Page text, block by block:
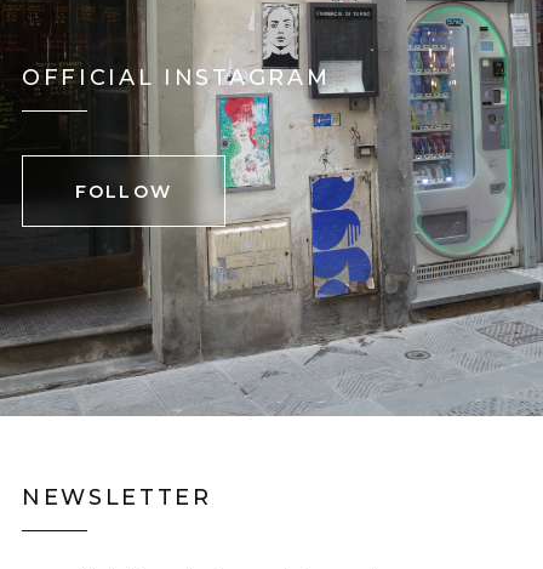
OFFICIAL INSTAGRAM
FOLLOW
NEWSLETTER